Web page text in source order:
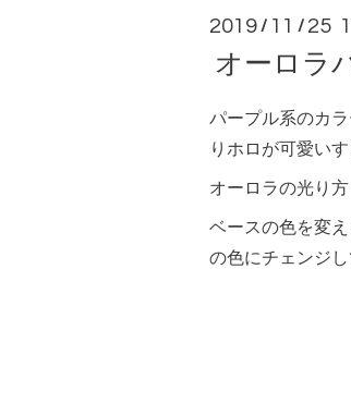
2019 / 11 / 25
オーロラ
パープル系のカ
りホロが可愛いす
オーロラの光り
ベースの色を変
の色にチェンジ